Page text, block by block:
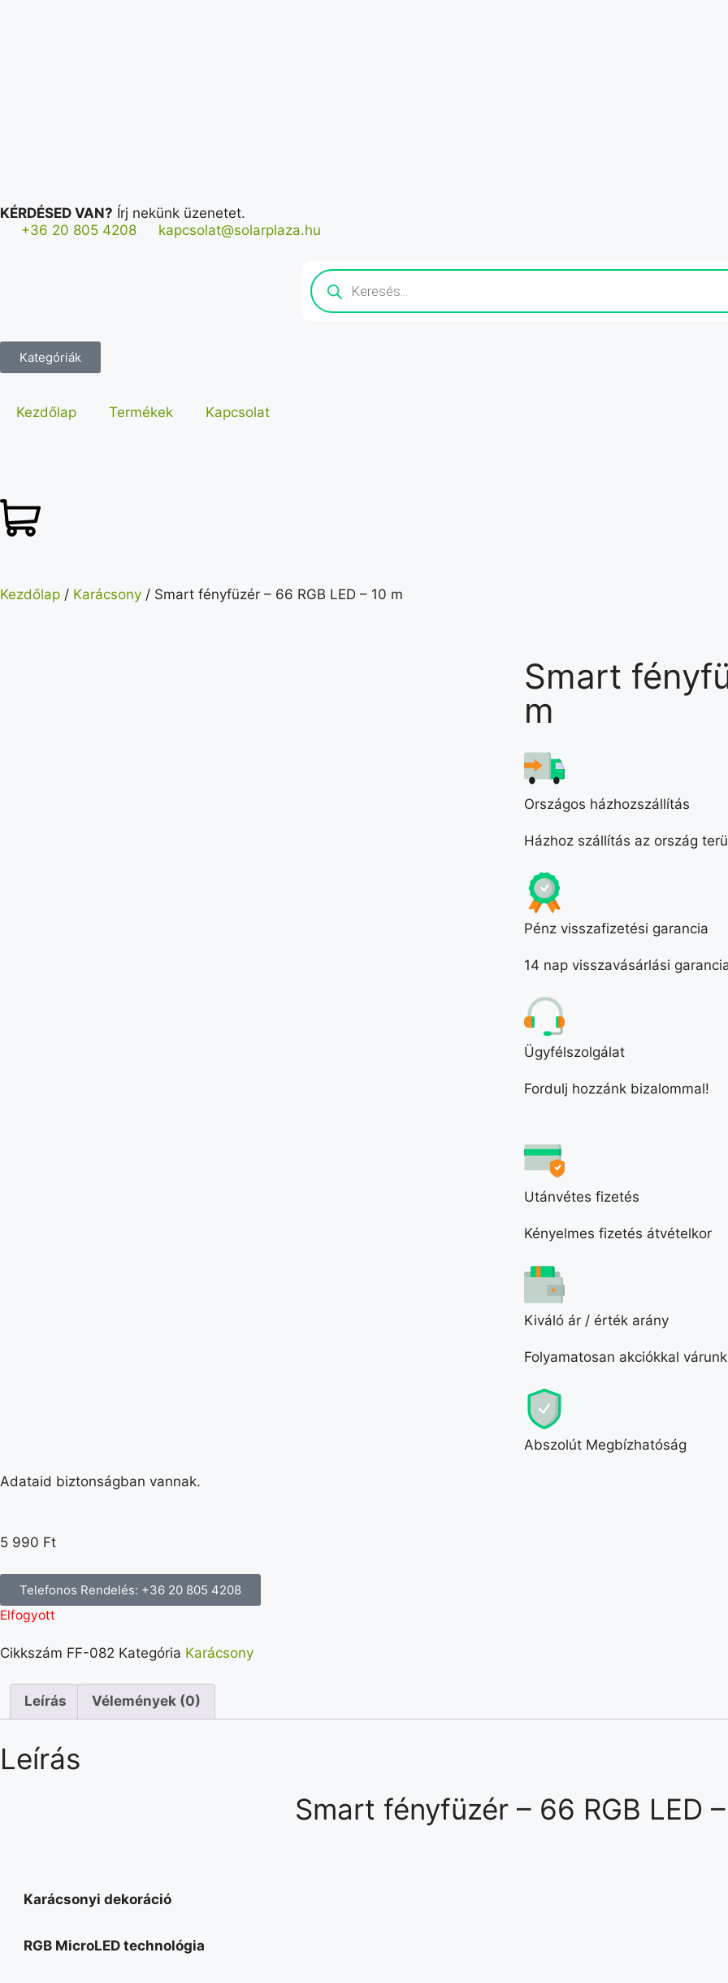
KÉRDÉSED VAN? Írj nekünk üzenetet.
+36 20 805 4208
kapcsolat@solarplaza.hu
Kategóriák
Kezdőlap Termékek Kapcsolat
Kezdőlap / Karácsony / Smart fényfüzér – 66 RGB LED – 10 m
Smart
m
Országos házhozszállítás
Házhoz szállítás az ország
Pénz visszafizetési garancia
14 nap visszavásárlási
Ügyfélszolgálat
Fordulj hozzánk bizalommal!
Utánvétes fizetés
Kényelmes fizetés átvételkor
Kiváló ár / érték arány
Folyamatosan akciókkal
Abszolút Megbízhatóság
Adataid biztonságban vannak.
5 990 Ft
Telefonos Rendelés: +36 20 805 4208
Elfogyott
Cikkszám FF-082 Kategória Karácsony
Leírás Vélemények (0)
Leírás
Smart fényfüzér – 66 RGB LED
Karácsonyi dekoráció
RGB MicroLED technológia